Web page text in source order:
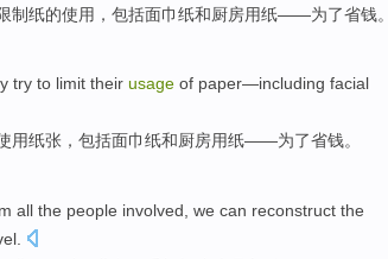
制纸的使用 ， 包括面巾纸和厨房用纸——为了省钱。
try to limit their usage of paper—including facial
用纸张 ， 包括面巾纸和厨房用纸——为了省钱。
all the people involved we can reconstruct the